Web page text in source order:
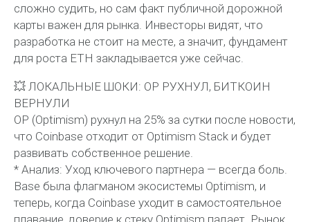
сложно судить, но сам факт публичной дорожной
карты важен для рынка. Инвесторы видят, что
разработка не стоит на месте, а значит, фундамент
для роста ETH закладывается уже сейчас.
💥 ЛОКАЛЬНЫЕ ШОКИ: OP РУХНУЛ, БИТКОИН
ВЕРНУЛИ
OP (Optimism) рухнул на 25% за сутки после новости,
что Coinbase отходит от Optimism Stack и будет
развивать собственное решение.
* Анализ: Уход ключевого партнера — всегда боль.
Base была флагманом экосистемы Optimism, и
теперь, когда Coinbase уходит в самостоятельное
плавание, доверие к стеку Optimism падает. Рынок